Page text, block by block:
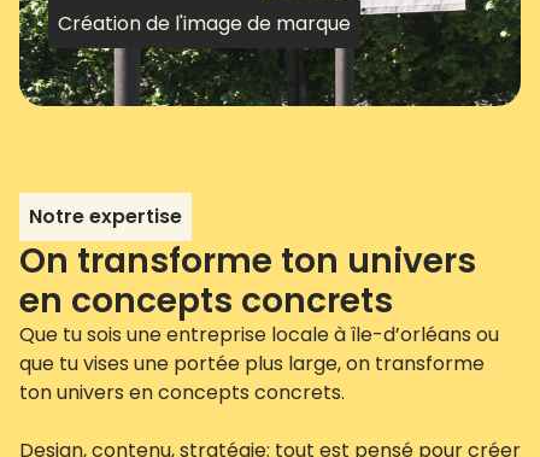
Création de l'image de marque
Notre expertise
On transforme ton univers
en concepts concrets
Que tu sois une entreprise locale à île-d’orléans ou
que tu vises une portée plus large, on transforme
ton univers en concepts concrets.
Design, contenu, stratégie: tout est pensé pour créer